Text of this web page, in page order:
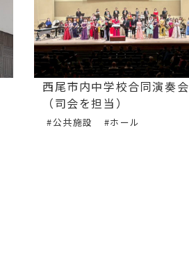
西尾市内中学校合同演奏会
（司会を担当）
#公共施設 #ホール